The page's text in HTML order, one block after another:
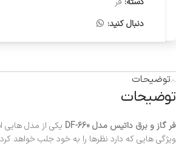
دنبال کنید:
توضیحات
توضیحات
فر گاز و برق داتیس مدل DF-660
یکی از مدل هایی
ویژگی هایی که دارد نظرها را به خود جلب خواهد